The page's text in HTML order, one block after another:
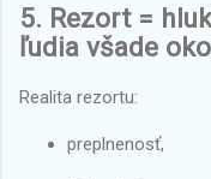
5. Rezort =
ľudia všade
Realita rezortu:
preplnenosť,